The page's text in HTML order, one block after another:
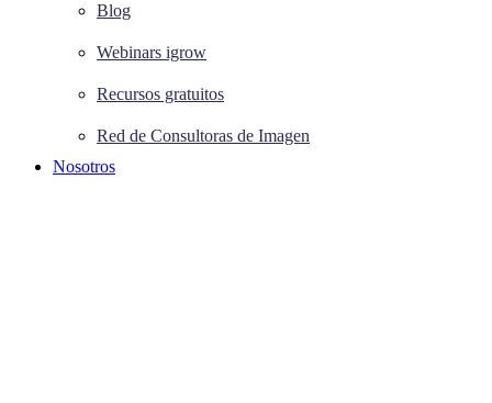
Blog
Webinars igrow
Recursos gratuitos
Red de Consultoras de Imagen
Nosotros